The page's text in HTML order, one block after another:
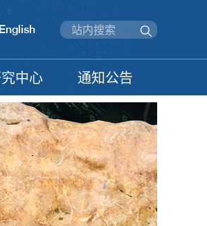
English
中心 通知公告